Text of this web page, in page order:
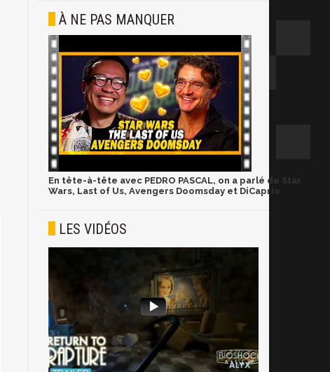
À NE PAS MANQUER
En tête-à-tête avec PEDRO PASCAL, on a parlé de Star
Wars, Last of Us, Avengers Doomsday et DiCaprio
LES VIDÉOS